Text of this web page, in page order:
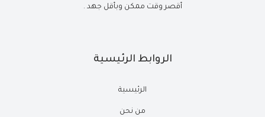
أقصر وقت ممكن وبأقل جهد .
الروابط الرئيسية
الرئيسية
من نحن